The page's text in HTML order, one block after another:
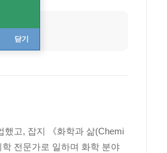
닫기
바
했고, 잡지 《화학과 삶(Chemi
전문가로 일하며 화학 분야